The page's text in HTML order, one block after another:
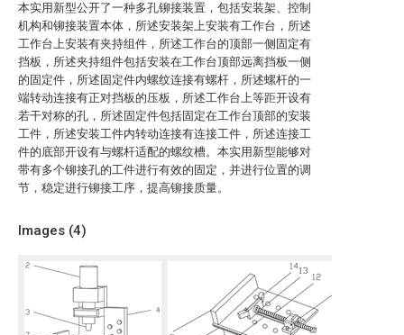
本实用新型公开了一种多孔铆接装置，包括安装架、控制
机构和铆接装置本体，所述安装架上安装有工作台，所述
工作台上安装有夹持组件，所述工作台的顶部一侧固定有
挡板，所述夹持组件包括安装在工作台顶部远离挡板一侧
的固定件，所述固定件内螺纹连接有螺杆，所述螺杆的一
端转动连接有正对挡板的压板，所述工作台上等距开设有
若干对称的孔，所述固定件包括固定在工作台顶部的安装
工件，所述安装工件内转动连接有连接工件，所述连接工
件的底部开设有与螺杆适配的螺纹槽。本实用新型能够对
带有多个铆接孔的工件进行有效的固定，并进行位置的调
节，稳定进行铆接工序，提高铆接质量。
Images (4)